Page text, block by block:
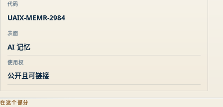
代码
UAIX-MEMR-2984
表面
AI 记忆
使用权
公开且可链接
在这个部分